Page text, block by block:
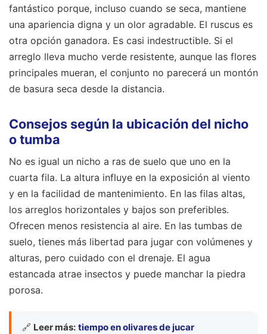
fantástico porque, incluso cuando se seca, mantiene
una apariencia digna y un olor agradable. El ruscus es
otra opción ganadora. Es casi indestructible. Si el
arreglo lleva mucho verde resistente, aunque las flores
principales mueran, el conjunto no parecerá un montón
de basura seca desde la distancia.
Consejos según la ubicación del nicho
o tumba
No es igual un nicho a ras de suelo que uno en la
cuarta fila. La altura influye en la exposición al viento
y en la facilidad de mantenimiento. En las filas altas,
los arreglos horizontales y bajos son preferibles.
Ofrecen menos resistencia al aire. En las tumbas de
suelo, tienes más libertad para jugar con volúmenes y
alturas, pero cuidado con el drenaje. El agua
estancada atrae insectos y puede manchar la piedra
porosa.
🔗 Leer más: tiempo en olivares de jucar